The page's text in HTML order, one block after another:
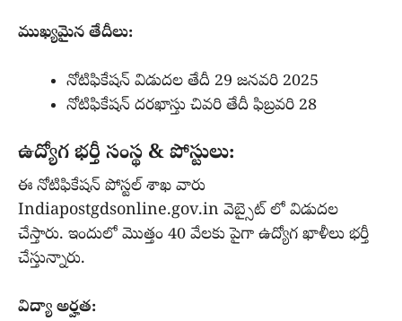
ముఖ్యమైన తేదీలు:
నోటిఫికేషన్ విడుదల తేదీ 29 జనవరి 2025
నోటిఫికేషన్ దరఖాస్తు చివరి తేదీ ఫిబ్రవరి 28
ఉద్యోగ భర్తీ సంస్థ & పోస్టులు:
ఈ నోటిఫికేషన్ పోస్టల్ శాఖ వారు
Indiapostgdsonline.gov.in వెబ్సైట్ లో విడుదల
చేస్తారు. ఇందులో మొత్తం 40 వేలకు పైగా ఉద్యోగ ఖాళీలు భర్తీ
చేస్తున్నారు.
విద్యా అర్హత: